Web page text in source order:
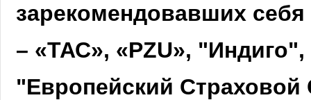
зарекомендовавших
– «ТАС», «PZU»,
"Европейский